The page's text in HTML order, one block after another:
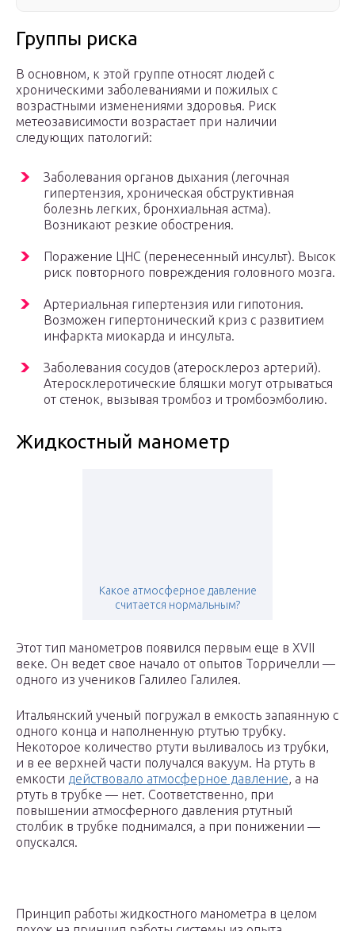
Группы риска
В основном, к этой группе относят людей с
хроническими заболеваниями и пожилых с
возрастными изменениями здоровья. Риск
метеозависимости возрастает при наличии
следующих патологий:
Заболевания органов дыхания (легочная
гипертензия, хроническая обструктивная
болезнь легких, бронхиальная астма).
Возникают резкие обострения.
Поражение ЦНС (перенесенный инсульт). Высок
риск повторного повреждения головного мозга.
Артериальная гипертензия или гипотония.
Возможен гипертонический криз с развитием
инфаркта миокарда и инсульта.
Заболевания сосудов (атеросклероз артерий).
Атеросклеротические бляшки могут отрываться
от стенок, вызывая тромбоз и тромбоэмболию.
Жидкостный манометр
Какое атмосферное давление
считается нормальным?
Этот тип манометров появился первым еще в XVII
веке. Он ведет свое начало от опытов Торричелли —
одного из учеников Галилео Галилея.
Итальянский ученый погружал в емкость запаянную с
одного конца и наполненную ртутью трубку.
Некоторое количество ртути выливалось из трубки,
и в ее верхней части получался вакуум. На ртуть в
емкости действовало атмосферное давление, а на
ртуть в трубке — нет. Соответственно, при
повышении атмосферного давления ртутный
столбик в трубке поднимался, а при понижении —
опускался.
Принцип работы жидкостного манометра в целом